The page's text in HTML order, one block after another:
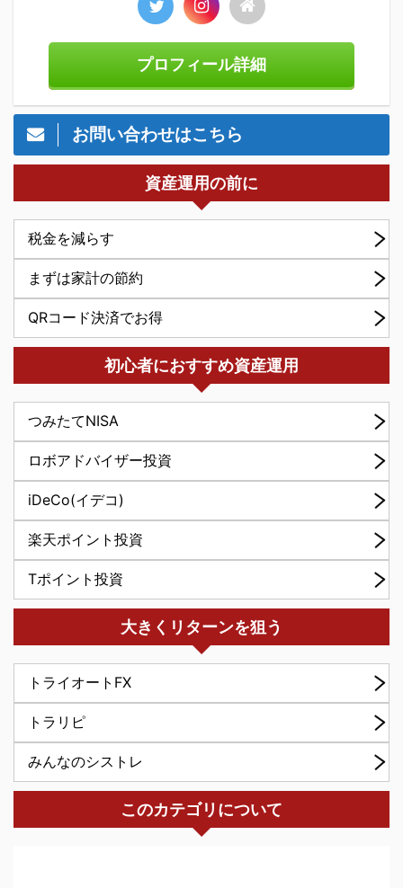
プロフィール詳細
お問い合わせはこちら
資産運用の前に
税金を減らす
まずは家計の節約
QRコード決済でお得
初心者におすすめ資産運用
つみたてNISA
ロボアドバイザー投資
iDeCo(イデコ)
楽天ポイント投資
Tポイント投資
大きくリターンを狙う
トライオートFX
トラリピ
みんなのシストレ
このカテゴリについて